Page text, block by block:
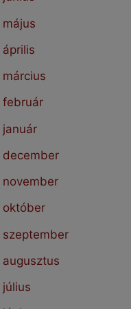
február
december
november
október
szeptember